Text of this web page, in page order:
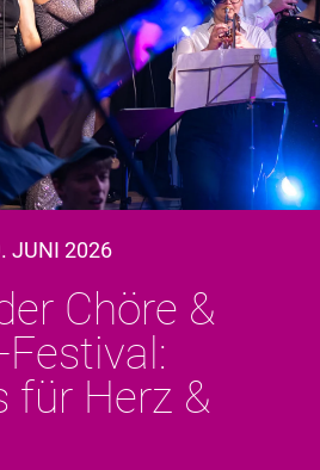
JUNI 2026
Chöre &
Festival:
für Herz &